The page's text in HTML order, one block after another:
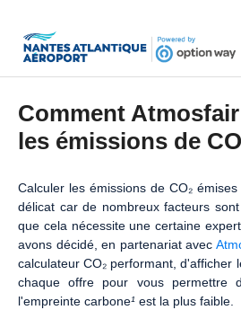
Comment
les émissions de
Calculer les émissions de CO₂
délicat car de nombreux facteurs
que cela nécessite une certaine
avons décidé, en partenariat avec
calculateur CO₂ performant, d'afficher
chaque offre pour vous permettre
l'empreinte carbone¹ est la plus faible.